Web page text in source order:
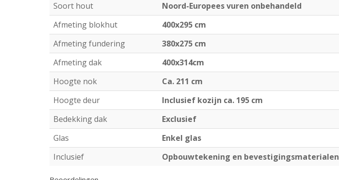
Soort hout
Noord-Europees vuren onbehandeld
Afmeting blokhut
400x295 cm
Afmeting fundering
380x275 cm
Afmeting dak
400x314cm
Hoogte nok
Ca. 211 cm
Hoogte deur
Inclusief kozijn ca. 195 cm
Bedekking dak
Exclusief
Glas
Enkel glas
Inclusief
Opbouwtekening en bevestigingsmaterialen